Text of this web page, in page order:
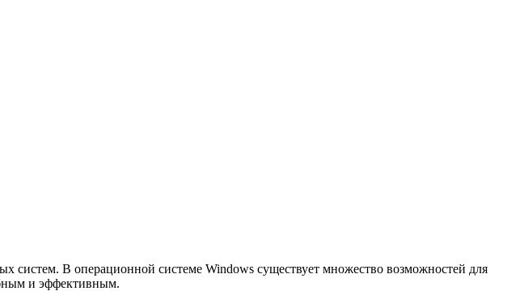
систем. В операционной системе Windows существует множество возможностей для
и эффективным.